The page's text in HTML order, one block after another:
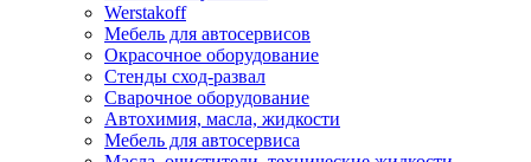
Werstakoff
Мебель для автосервисов
Окрасочное оборудование
Стенды сход-развал
Сварочное оборудование
Автохимия, масла, жидкости
Мебель для автосервиса